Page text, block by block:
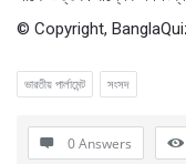
© Copyright,
ভারতীয় পার্লামেন্ট সংসদ
0 Answers